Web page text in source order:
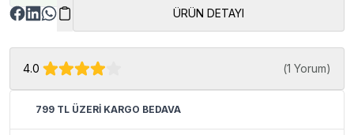
ÜRÜN DETAYI
4.0 (1 Yorum)
799 TL ÜZERİ KARGO BEDAVA